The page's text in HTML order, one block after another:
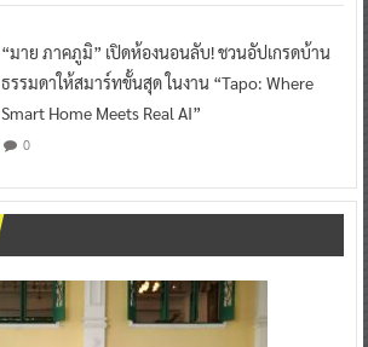
“มาย ภาคภูมิ” เปิดห้องนอนลับ! ชวนอัปเกรดบ้าน
ธรรมดาให้สมาร์ทขั้นสุด ในงาน “Tapo: Where
Smart Home Meets Real AI”
0